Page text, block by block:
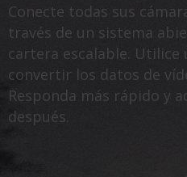
Conecte todas sus
través de un sistema
cartera escalable. Utilice
convertir los datos de
Responda más rápido y
después.